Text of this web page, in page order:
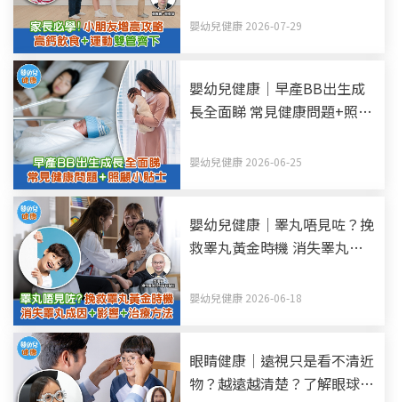
嬰幼兒健康 2026-07-29
嬰幼兒健康｜早產BB出生成
長全面睇 常見健康問題+照顧
嬰幼兒健康 2026-06-25
嬰幼兒健康｜睪丸唔見咗？挽
救睪丸黃金時機 消失睪丸—
嬰幼兒健康 2026-06-18
眼睛健康｜遠視只是看不清近
物？越遠越清楚？了解眼球構